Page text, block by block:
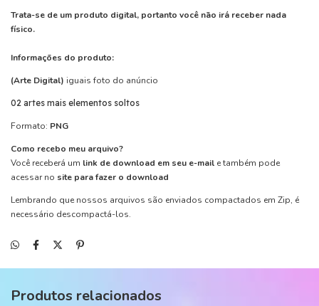
Trata-se de um produto digital, portanto você não irá receber nada
físico.
Informações do produto:
(Arte Digital) iguais foto do anúncio
02 artes mais elementos soltos
Formato: PNG
Como recebo meu arquivo?
Você receberá um link de download em seu e-mail e também pode
acessar no site para fazer o download
Lembrando que nossos arquivos são enviados compactados em Zip, é
necessário descompactá-los.
Produtos relacionados